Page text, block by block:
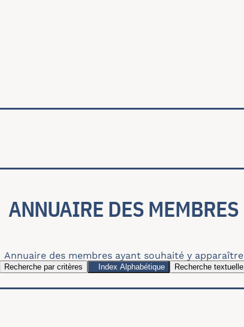
ANNUAIRE DES MEMBRES
Annuaire des membres ayant souhaité y apparaître
Recherche par critères Index Alphabétique Recherche textuelle